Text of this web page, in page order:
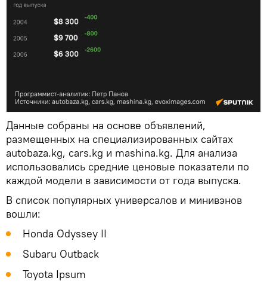
Данные собраны на основе объявлений,
размещенных на специализированных сайтах
autobaza.kg, cars.kg и mashina.kg. Для анализа
использовались средние ценовые показатели по
каждой модели в зависимости от года выпуска.
В список популярных универсалов и минивэнов
вошли:
Honda Odyssey II
Subaru Outback
Toyota Ipsum